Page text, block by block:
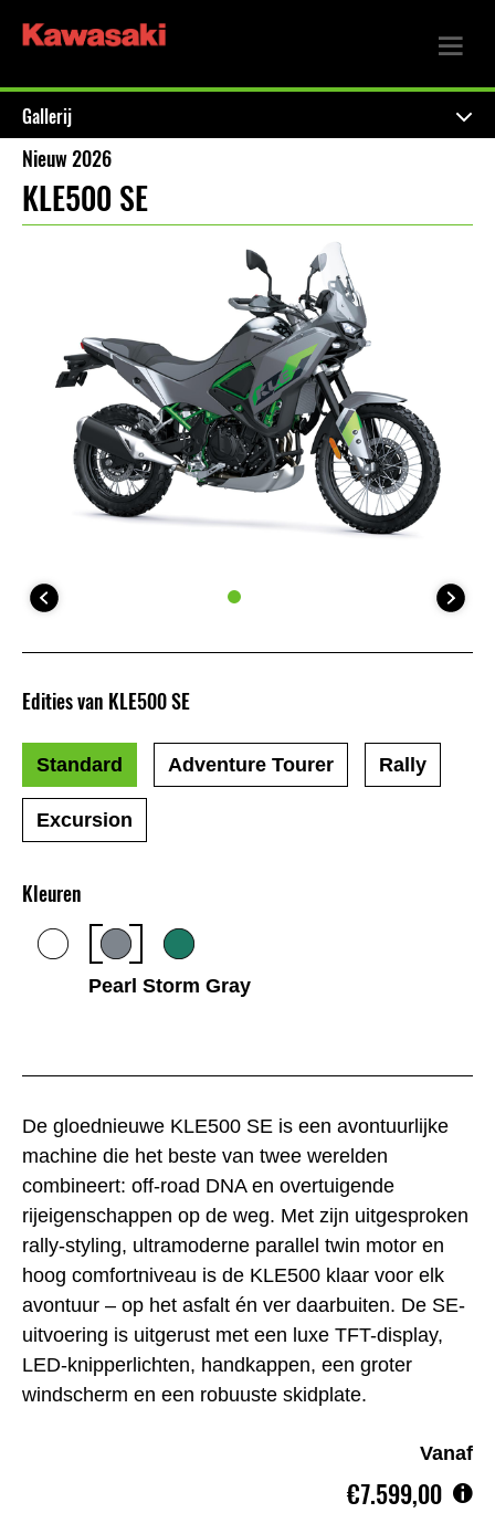
Gallerij
Nieuw 2026
KLE500 SE
De gloednieuwe KLE500 SE is een avontuurlijke
machine die het beste van twee werelden
combineert: off-road DNA en overtuigende
rijeigenschappen op de weg. Met zijn uitgesproken
rally-styling, ultramoderne parallel twin motor en
hoog comfortniveau is de KLE500 klaar voor elk
avontuur – op het asfalt én ver daarbuiten. De SE-
uitvoering is uitgerust met een luxe TFT-display,
LED-knipperlichten, handkappen, een groter
windscherm en een robuuste skidplate.
Vanaf
€7.599,00
Kleuren
Pearl Storm Gray
Edities van KLE500 SE
Standard Adventure Tourer Rally
Excursion